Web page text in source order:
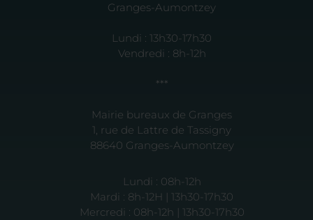
Granges-Aumontzey
Lundi : 13h30-17h30
Vendredi : 8h-12h
***
Mairie bureaux de Granges
1, rue de Lattre de Tassigny
88640 Granges-Aumontzey
Lundi : 08h-12h
Mardi : 8h-12H | 13h30-17h30
Mercredi : 08h-12h | 13h30-17h30